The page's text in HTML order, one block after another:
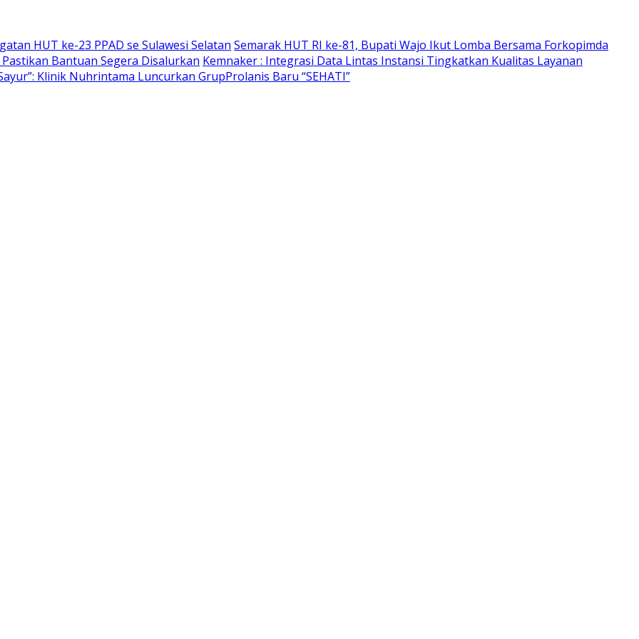
HUT ke-23 PPAD se Sulawesi Selatan Semarak HUT RI ke-81, Bupati Wajo Ikut Lomba Bersama Forkopimda
Bantuan Segera Disalurkan Kemnaker : Integrasi Data Lintas Instansi Tingkatkan Kualitas Layanan
Klinik Nuhrintama Luncurkan GrupProlanis Baru “SEHATI”